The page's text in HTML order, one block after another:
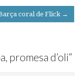
coral de Flick →
promesa d’oli”